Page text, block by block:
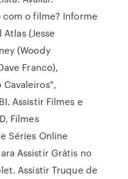
o filme? Informe
(Jesse
(Woody
Franco),
Assistir Filmes e
Filmes
Séries Online
Assistir Grátis no
Assistir Truque de